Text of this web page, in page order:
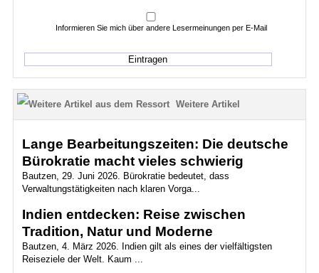
Informieren Sie mich über andere Lesermeinungen per E-Mail
Weitere Artikel
Lange Bearbeitungszeiten: Die deutsche
Bürokratie macht vieles schwierig
Bautzen, 29. Juni 2026. Bürokratie bedeutet, dass
Verwaltungstätigkeiten nach klaren Vorga...
Indien entdecken: Reise zwischen
Tradition, Natur und Moderne
Bautzen, 4. März 2026. Indien gilt als eines der vielfältigsten
Reiseziele der Welt. Kaum ...